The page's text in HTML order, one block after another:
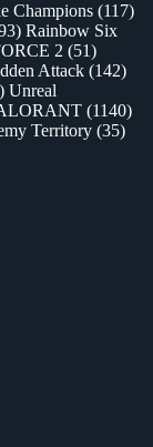
Champions (117)
Rainbow Six
2 (51)
Attack (142)
Unreal
(1140)
Territory (35)